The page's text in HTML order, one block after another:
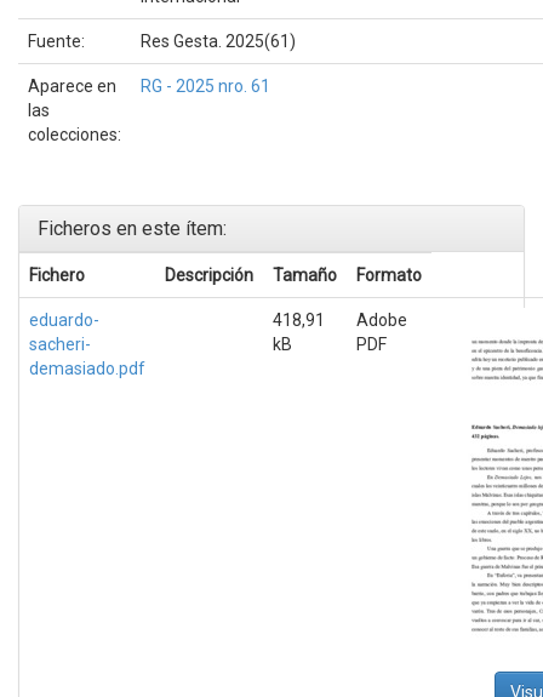
Fuente: Res Gesta. 2025(61)
Aparece en
las
colecciones:
RG - 2025 nro. 61
Ficheros en este ítem:
Fichero Descripción Tamaño Formato
eduardo-
sacheri-
demasiado.pdf
418,91
kB
Adobe
PDF